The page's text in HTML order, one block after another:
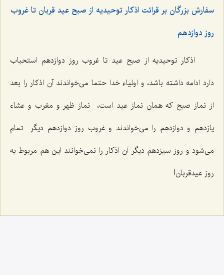
سفارش بزرگان بر قرائت اذکار توحیدیه از صبح عید قربان تا غروب
روز دوازدهم‌
اذکار توحیدیه از صبح عید تا غروب روز دوازدهم استحباب
دارد ادامه داشته باشد، و اولیاء خدا حتما می‌خواندند آن اذکار را بعد
از نماز صبح که همان نماز عید است، نماز ظهر و مغرب و عشاء
یازدهم و دوازدهم را می‌خواندند و غروب روز دوازدهم دیگر تمام
می‌شود و روز سیزدهم دیگر آن اذکار را نمی‌خوانند این هم مربوط به
روز عیدقربان!